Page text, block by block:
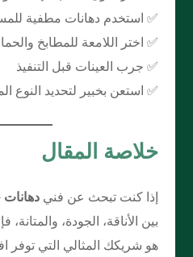
✅ استخدم دهانات مطفية
✅ اختر اللامعة للمطابخ
✅ جرب العينات قبل التنفيذ
✅ استعن بخبير لتحديد النوع
خلاصة المقال
إذا كنت تبحث عن فني
بين الأناقة، الجودة،
هو شريكك المثالي التي توفر